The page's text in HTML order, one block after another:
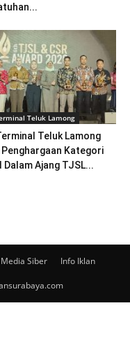
Teluk Lamong
Teluk Lamong
Penghargaan Kategori
Dalam Ajang TJSL...
Siber Info Iklan